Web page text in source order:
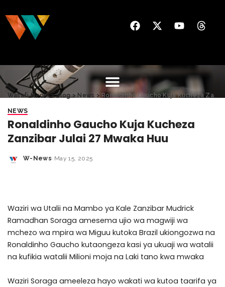
Wasafi Media>Blog> News > Ronaldinho Gaucho Kuja Kucheza Zanzibar Julai 27 Mwaka Huu
NEWS
Ronaldinho Gaucho Kuja Kucheza
Zanzibar Julai 27 Mwaka Huu
W-News May 15, 2025
Waziri wa Utalii na Mambo ya Kale Zanzibar Mudrick
Ramadhan Soraga amesema ujio wa magwiji wa
mchezo wa mpira wa Miguu kutoka Brazil ukiongozwa na
Ronaldinho Gaucho kutaongeza kasi ya ukuaji wa watalii
na kufikia watalii Milioni moja na Laki tano kwa mwaka
Waziri Soraga ameeleza hayo wakati wa kutoa taarifa ya